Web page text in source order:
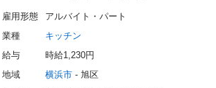
雇用形態
アルバイト・パート
業種
キッチン
給与
時給1,230円
地域
横浜市 - 旭区